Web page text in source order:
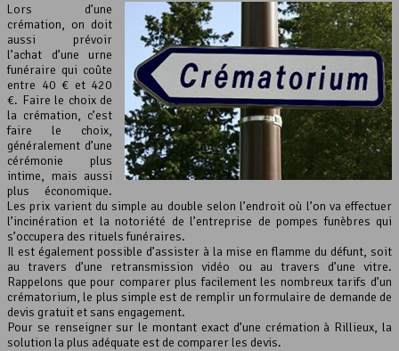
Lors d’une
crémation, on doit
aussi prévoir
l’achat d’une urne
funéraire qui coûte
entre 40 € et 420
€. Faire le choix de
la crémation, c’est
faire le choix,
généralement d’une
cérémonie plus
intime, mais aussi
plus économique.
Les prix varient du simple au double selon l’endroit où l’on va effectuer
l’incinération et la notoriété de l’entreprise de pompes funèbres qui
s’occupera des rituels funéraires.
Il est également possible d’assister à la mise en flamme du défunt, soit
au travers d’une retransmission vidéo ou au travers d’une vitre.
Rappelons que pour comparer plus facilement les nombreux tarifs d’un
crématorium, le plus simple est de remplir un formulaire de demande de
devis gratuit et sans engagement.
Pour se renseigner sur le montant exact d’une crémation à Rillieux, la
solution la plus adéquate est de comparer les devis.